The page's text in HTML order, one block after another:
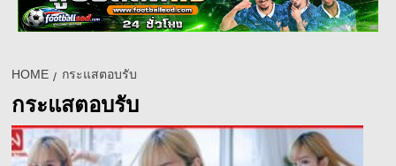
HOME กระแสตอบรับ
กระแสตอบรับ